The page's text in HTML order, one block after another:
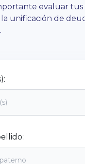
evaluar tus
unificación de